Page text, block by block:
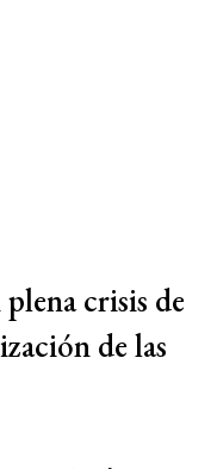
crisis de
de las